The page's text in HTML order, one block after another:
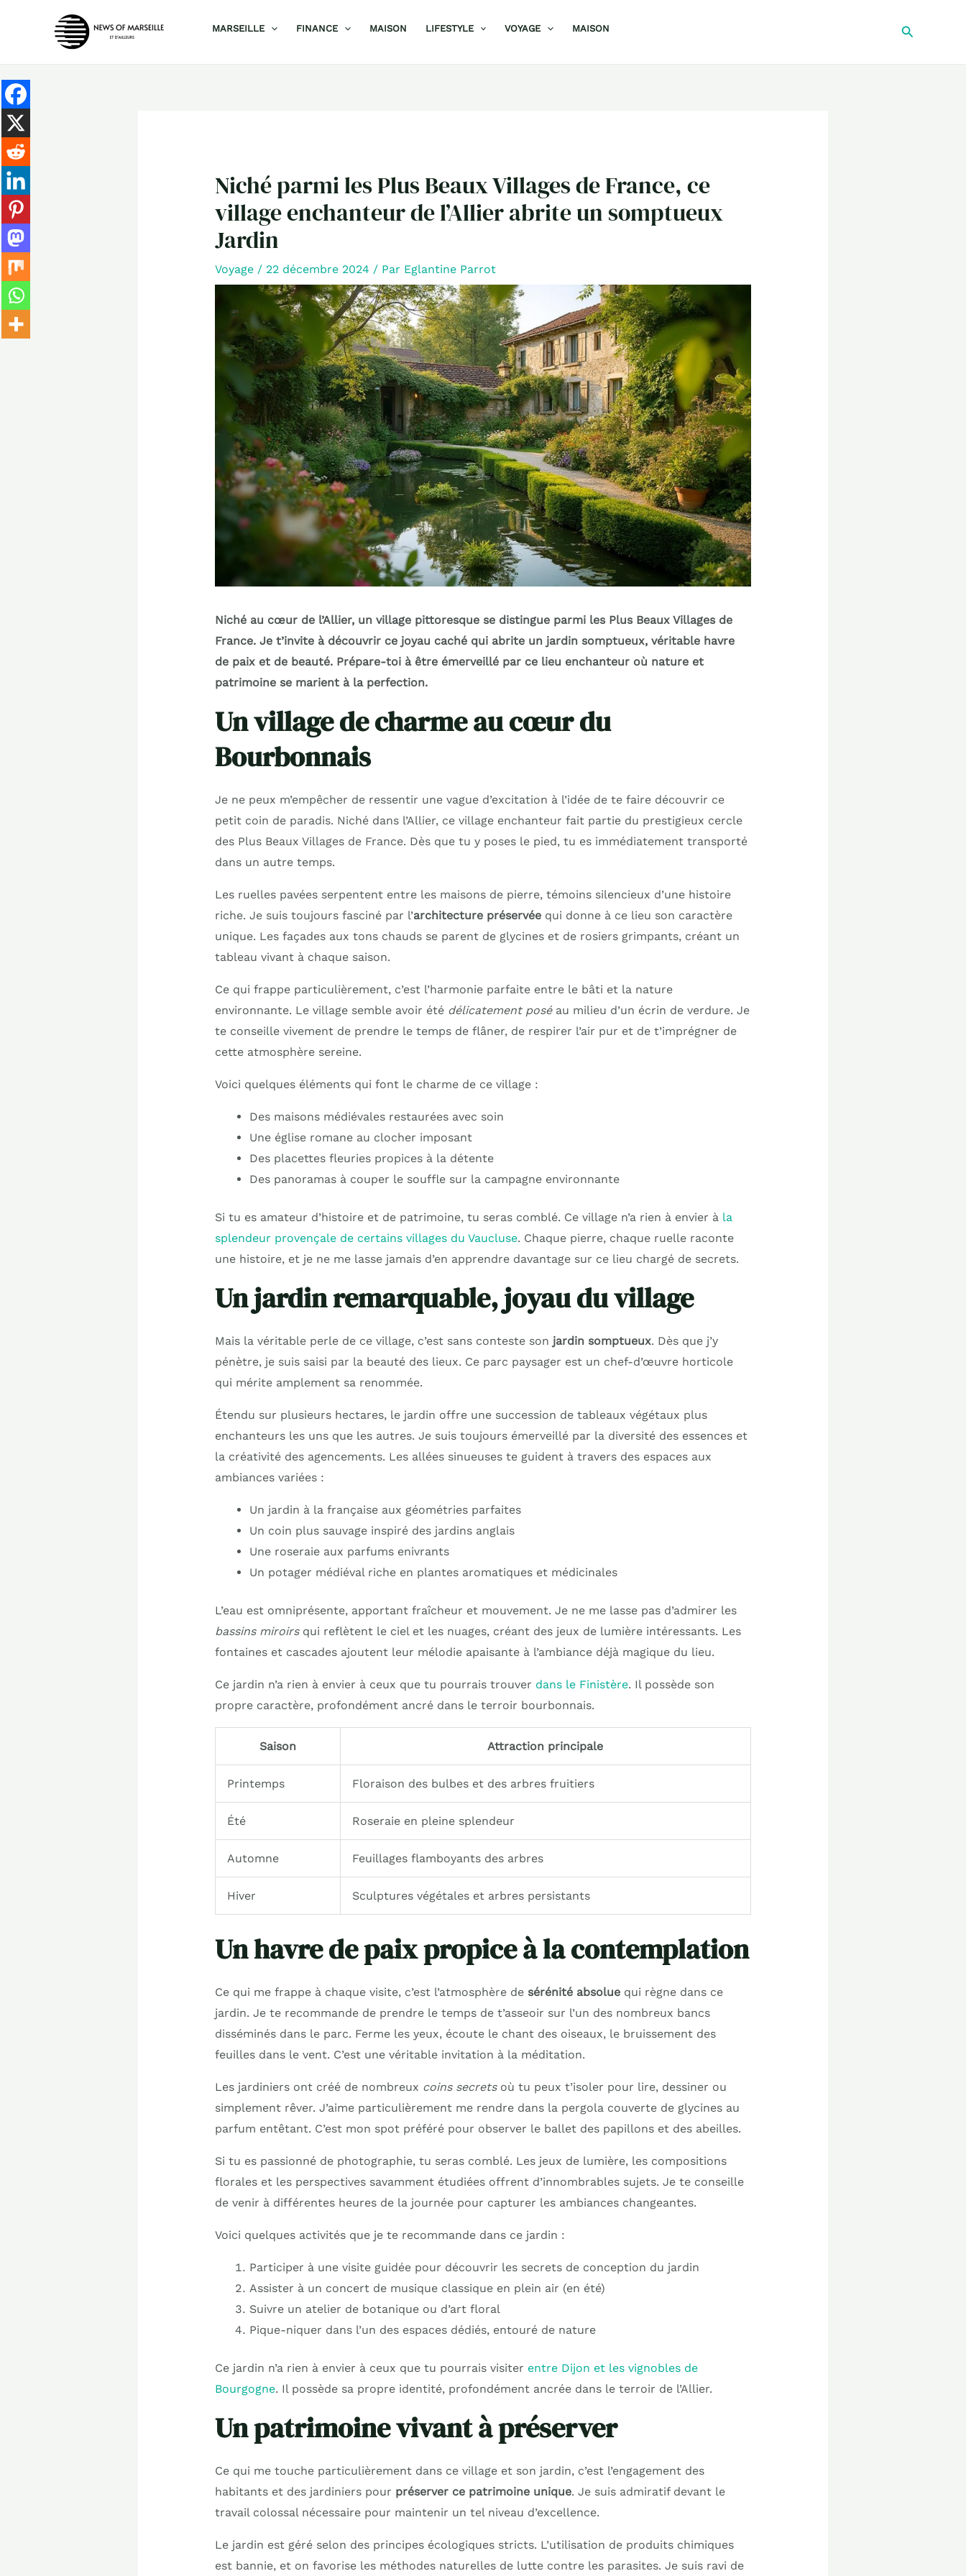
MARSEILLE FINANCE MAISON LIFESTYLE VOYAGE MAISON
Niché parmi les Plus Beaux Villages de France, ce
village enchanteur de l’Allier abrite un somptueux
Jardin
Voyage/ 22 décembre 2024 / Par Eglantine Parrot
Niché au cœur de l’Allier, un village pittoresque se distingue parmi les Plus Beaux Villages de
France. Je t’invite à découvrir ce joyau caché qui abrite un jardin somptueux, véritable havre
de paix et de beauté. Prépare-toi à être émerveillé par ce lieu enchanteur où nature et
patrimoine se marient à la perfection.
Un village de charme au cœur du
Bourbonnais
Je ne peux m’empêcher de ressentir une vague d’excitation à l’idée de te faire découvrir ce
petit coin de paradis. Niché dans l’Allier, ce village enchanteur fait partie du prestigieux cercle
des Plus Beaux Villages de France. Dès que tu y poses le pied, tu es immédiatement transporté
dans un autre temps.
Les ruelles pavées serpentent entre les maisons de pierre, témoins silencieux d’une histoire
riche. Je suis toujours fasciné par l’architecture préservéequi donne à ce lieu son caractère
unique. Les façades aux tons chauds se parent de glycines et de rosiers grimpants, créant un
tableau vivant à chaque saison.
Ce qui frappe particulièrement, c’est l’harmonie parfaite entre le bâti et la nature
environnante. Le village semble avoir été délicatement poséau milieu d’un écrin de verdure. Je
te conseille vivement de prendre le temps de flâner, de respirer l’air pur et de t’imprégner de
cette atmosphère sereine.
Voici quelques éléments qui font le charme de ce village :
Des maisons médiévales restaurées avec soin
Une église romane au clocher imposant
Des placettes fleuries propices à la détente
Des panoramas à couper le souffle sur la campagne environnante
Si tu es amateur d’histoire et de patrimoine, tu seras comblé. Ce village n’a rien à envier à la
splendeur provençale de certains villages du Vaucluse. Chaque pierre, chaque ruelle raconte
une histoire, et je ne me lasse jamais d’en apprendre davantage sur ce lieu chargé de secrets.
Un jardin remarquable, joyau du village
Mais la véritable perle de ce village, c’est sans conteste son jardin somptueux. Dès que j’y
pénètre, je suis saisi par la beauté des lieux. Ce parc paysager est un chef-d’œuvre horticole
qui mérite amplement sa renommée.
Étendu sur plusieurs hectares, le jardin offre une succession de tableaux végétaux plus
enchanteurs les uns que les autres. Je suis toujours émerveillé par la diversité des essences et
la créativité des agencements. Les allées sinueuses te guident à travers des espaces aux
ambiances variées :
Un jardin à la française aux géométries parfaites
Un coin plus sauvage inspiré des jardins anglais
Une roseraie aux parfums enivrants
Un potager médiéval riche en plantes aromatiques et médicinales
L’eau est omniprésente, apportant fraîcheur et mouvement. Je ne me lasse pas d’admirer les
bassins miroirsqui reflètent le ciel et les nuages, créant des jeux de lumière intéressants. Les
fontaines et cascades ajoutent leur mélodie apaisante à l’ambiance déjà magique du lieu.
Ce jardin n’a rien à envier à ceux que tu pourrais trouver dans le Finistère. Il possède son
propre caractère, profondément ancré dans le terroir bourbonnais.
Saison Attraction principale
Printemps Floraison des bulbes et des arbres fruitiers
Été Roseraie en pleine splendeur
Automne Feuillages flamboyants des arbres
Hiver Sculptures végétales et arbres persistants
Un havre de paix propice à la contemplation
Ce qui me frappe à chaque visite, c’est l’atmosphère de sérénité absoluequi règne dans ce
jardin. Je te recommande de prendre le temps de t’asseoir sur l’un des nombreux bancs
disséminés dans le parc. Ferme les yeux, écoute le chant des oiseaux, le bruissement des
feuilles dans le vent. C’est une véritable invitation à la méditation.
Les jardiniers ont créé de nombreux coins secretsoù tu peux t’isoler pour lire, dessiner ou
simplement rêver. J’aime particulièrement me rendre dans la pergola couverte de glycines au
parfum entêtant. C’est mon spot préféré pour observer le ballet des papillons et des abeilles.
Si tu es passionné de photographie, tu seras comblé. Les jeux de lumière, les compositions
florales et les perspectives savamment étudiées offrent d’innombrables sujets. Je te conseille
de venir à différentes heures de la journée pour capturer les ambiances changeantes.
Voici quelques activités que je te recommande dans ce jardin :
Participer à une visite guidée pour découvrir les secrets de conception du jardin
Assister à un concert de musique classique en plein air (en été)
Suivre un atelier de botanique ou d’art floral
Pique-niquer dans l’un des espaces dédiés, entouré de nature
Ce jardin n’a rien à envier à ceux que tu pourrais visiter entre Dijon et les vignobles de
Bourgogne. Il possède sa propre identité, profondément ancrée dans le terroir de l’Allier.
Un patrimoine vivant à préserver
Ce qui me touche particulièrement dans ce village et son jardin, c’est l’engagement des
habitants et des jardiniers pour préserver ce patrimoine unique. Je suis admiratif devant le
travail colossal nécessaire pour maintenir un tel niveau d’excellence.
Le jardin est géré selon des principes écologiques stricts. L’utilisation de produits chimiques
est bannie, et on favorise les méthodes naturelles de lutte contre les parasites. Je suis ravi de